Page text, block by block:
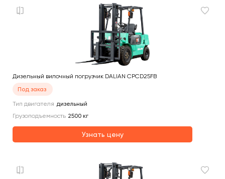
Дизельный вилочный погрузчик DALIAN CPCD25FB
Под заказ
Тип двигателя дизельный
Грузоподъемность 2500 кг
Узнать цену